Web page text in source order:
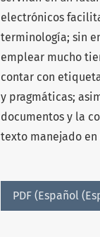
electrónicos
terminología; sin
emplear mucho
contar con
y pragmáticas;
documentos y la
texto manejado
PDF (Español